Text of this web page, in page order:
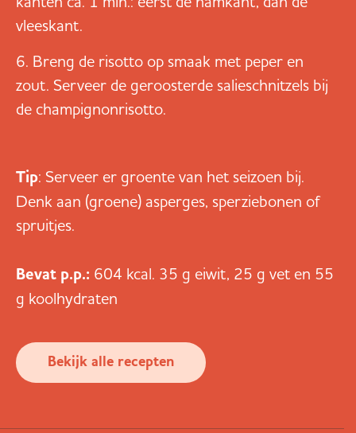
vleeskant.
Breng de risotto op smaak met peper en
zout. Serveer de geroosterde salieschnitzels bij
de champignonrisotto.
Tip: Serveer er groente van het seizoen bij.
Denk aan (groene) asperges, sperziebonen of
spruitjes.
Bevat p.p.: 604 kcal. 35 g eiwit, 25 g vet en 55
g koolhydraten
Bekijk alle recepten